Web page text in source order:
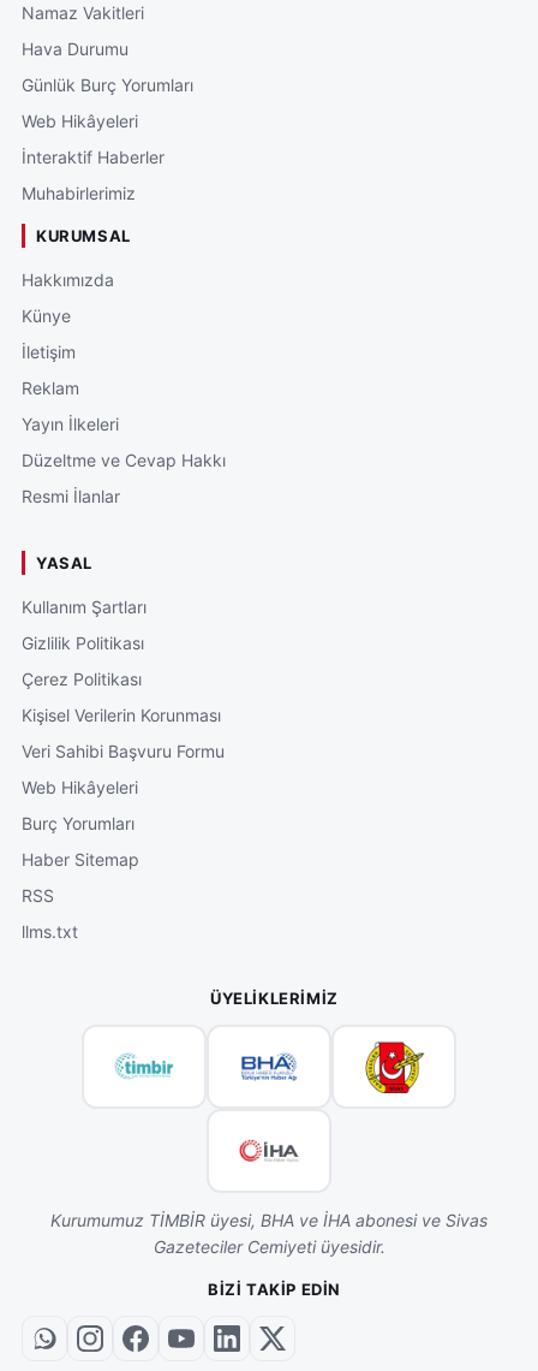
Namaz Vakitleri
Hava Durumu
Günlük Burç Yorumları
Web Hikâyeleri
İnteraktif Haberler
Muhabirlerimiz
KURUMSAL
Hakkımızda
Künye
İletişim
Reklam
Yayın İlkeleri
Düzeltme ve Cevap Hakkı
Resmi İlanlar
YASAL
Kullanım Şartları
Gizlilik Politikası
Çerez Politikası
Kişisel Verilerin Korunması
Veri Sahibi Başvuru Formu
Web Hikâyeleri
Burç Yorumları
Haber Sitemap
RSS
llms.txt
ÜYELIKLERIMIZ
Kurumumuz TİMBİR üyesi, BHA ve İHA abonesi ve Sivas
Gazeteciler Cemiyeti üyesidir.
BIZI TAKIP EDIN